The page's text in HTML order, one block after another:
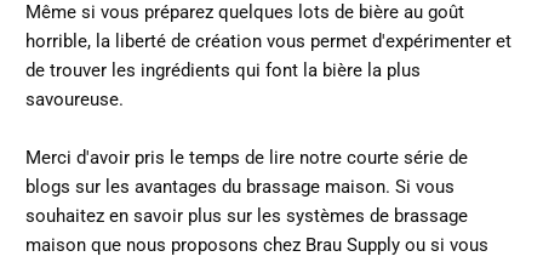
Même si vous préparez quelques lots de bière au goût
horrible, la liberté de création vous permet d'expérimenter et
de trouver les ingrédients qui font la bière la plus
savoureuse.
Merci d'avoir pris le temps de lire notre courte série de
blogs sur les avantages du brassage maison. Si vous
souhaitez en savoir plus sur les systèmes de brassage
maison que nous proposons chez Brau Supply ou si vous